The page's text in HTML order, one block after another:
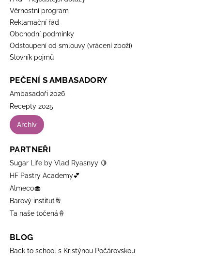
Věrnostní program
Reklamační řád
Obchodní podmínky
Odstoupení od smlouvy (vrácení zboží)
Slovník pojmů
PEČENÍ S AMBASADORY
Ambasadoři 2026
Recepty 2025
Archiv
PARTNEŘI
Sugar Life by Vlad Ryasnyy 🍋
HF Pastry Academy💕
Almeco🧁
Barový institut🥂
Ta naše točená🍦
BLOG
Back to school s Kristýnou Počárovskou